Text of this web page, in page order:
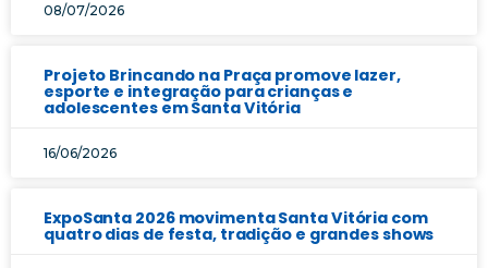
08/07/2026
Projeto Brincando na Praça promove lazer,
esporte e integração para crianças e
adolescentes em Santa Vitória
16/06/2026
ExpoSanta 2026 movimenta Santa Vitória com
quatro dias de festa, tradição e grandes shows